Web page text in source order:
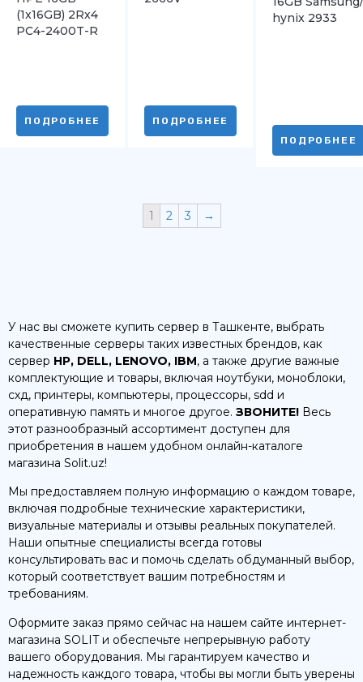
(1x16GB) 2Rx4
PC4-2400T-R
ПОДРОБНЕЕ ПОДРОБНЕЕ
hynix 2933
ПОДРОБНЕЕ
1 2 3 →
У нас вы сможете купить сервер в Ташкенте, выбрать
качественные серверы таких известных брендов, как
сервер HP, DELL, LENOVO, IBM, а также другие важные
комплектующие и товары, включая ноутбуки, моноблоки,
схд, принтеры, компьютеры, процессоры, sdd и
оперативную память и многое другое. ЗВОНИТЕ! Весь
этот разнообразный ассортимент доступен для
приобретения в нашем удобном онлайн-каталоге
магазина Solit.uz!
Мы предоставляем полную информацию о каждом товаре,
включая подробные технические характеристики,
визуальные материалы и отзывы реальных покупателей.
Наши опытные специалисты всегда готовы
консультировать вас и помочь сделать обдуманный выбор,
который соответствует вашим потребностям и
требованиям.
Оформите заказ прямо сейчас на нашем сайте интернет-
магазина SOLIT и обеспечьте непрерывную работу
вашего оборудования. Мы гарантируем качество и
надежность каждого товара, чтобы вы могли быть уверены